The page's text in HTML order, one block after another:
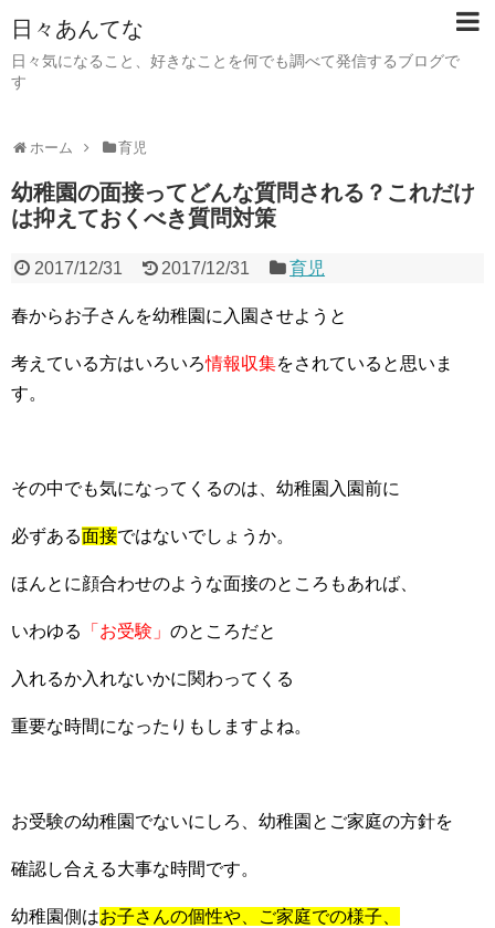
日々あんてな
日々気になること、好きなことを何でも調べて発信するブログで
す
ホーム 育児
幼稚園の面接ってどんな質問される？これだけ
は抑えておくべき質問対策
2017/12/31 2017/12/31 育児
春からお子さんを幼稚園に入園させようと
考えている方はいろいろ情報収集をされていると思いま
す。
その中でも気になってくるのは、幼稚園入園前に
必ずある面接ではないでしょうか。
ほんとに顔合わせのような面接のところもあれば、
いわゆる 「お受験」 のところだと
入れるか入れないかに関わってくる
重要な時間になったりもしますよね。
お受験の幼稚園でないにしろ、幼稚園とご家庭の方針を
確認し合える大事な時間です。
幼稚園側はお子さんの個性や、ご家庭での様子、